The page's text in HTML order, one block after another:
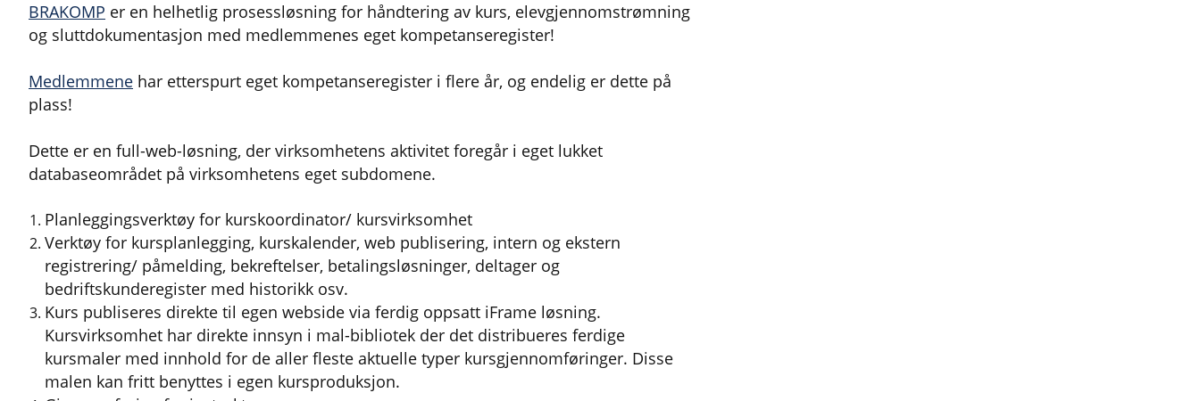
BRAKOMP er en helhetlig prosessløsning for håndtering av kurs, elevgjennomstrømning
og sluttdokumentasjon med medlemmenes eget kompetanseregister!
Medlemmene har etterspurt eget kompetanseregister i flere år, og endelig er dette på
plass!
Dette er en full-web-løsning, der virksomhetens aktivitet foregår i eget lukket
databaseområdet på virksomhetens eget subdomene.
Planleggingsverktøy for kurskoordinator/ kursvirksomhet
Verktøy for kursplanlegging, kurskalender, web publisering, intern og ekstern
registrering/ påmelding, bekreftelser, betalingsløsninger, deltager og
bedriftskunderegister med historikk osv.
Kurs publiseres direkte til egen webside via ferdig oppsatt iFrame løsning.
Kursvirksomhet har direkte innsyn i mal-bibliotek der det distribueres ferdige
kursmaler med innhold for de aller fleste aktuelle typer kursgjennomføringer. Disse
malen kan fritt benyttes i egen kursproduksjon.